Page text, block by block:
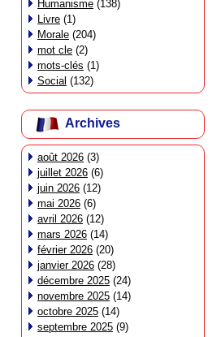
Humanisme (138)
Livre (1)
Morale (204)
mot cle (2)
mots-clés (1)
Social (132)
Archives
août 2026 (3)
juillet 2026 (6)
juin 2026 (12)
mai 2026 (6)
avril 2026 (12)
mars 2026 (14)
février 2026 (20)
janvier 2026 (28)
décembre 2025 (24)
novembre 2025 (14)
octobre 2025 (14)
septembre 2025 (9)